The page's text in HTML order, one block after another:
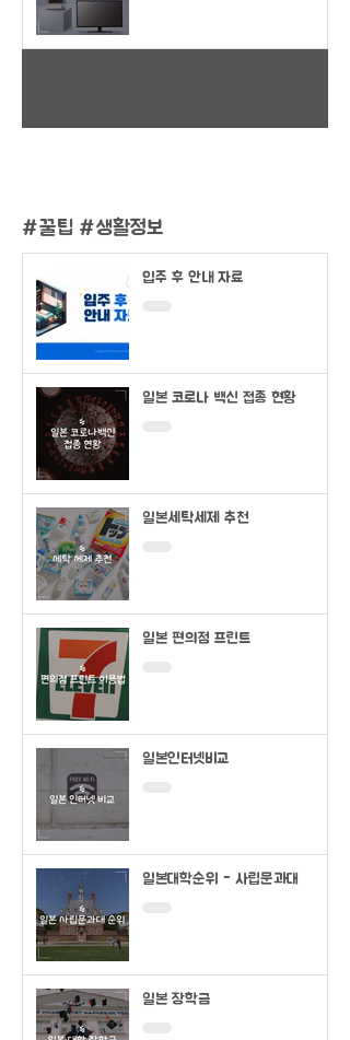
#꿀팁 #생활정보
입주 후 안내 자료
일본 코로나 백신 접종 현황
일본세탁세제 추천
일본 편의점 프린트
일본인터넷비교
일본대학순위 - 사립문과대
일본 장학금